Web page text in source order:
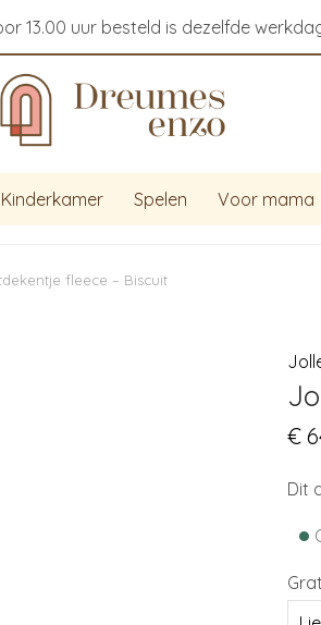
13.00 uur besteld is dezelfde
Kinderkamer Spelen Voor mama
fleece – Biscuit
€
Dit
•